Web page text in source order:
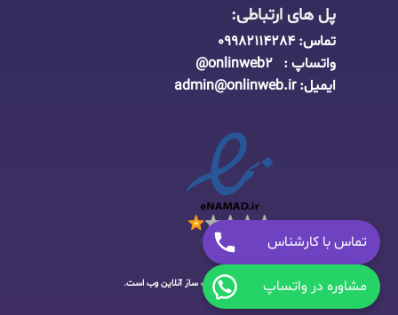
تماس با کارشناس
مشاوره در واتساپ
پل های ارتباطی:
تماس: 09982114284
واتساپ : onlinweb2@
ایمیل:admin@onlinweb.i
r
کلیه حقوق این سایت متعلق به سایت ساز آنلاین وب است.